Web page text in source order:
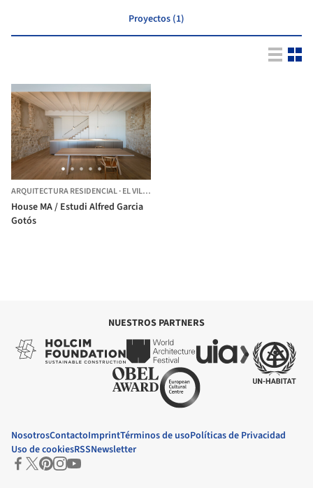
Proyectos (1)
ARQUITECTURA RESIDENCIAL·EL VILOSELL,
House MA / Estudi Alfred Garcia
Gotós